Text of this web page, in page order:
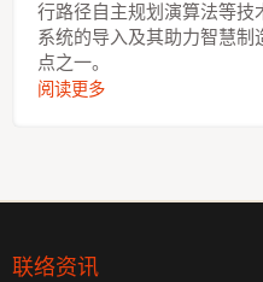
行路径自主规划演算法等技
系统的导入及其助力智慧
点之一。
阅读更多
联络资讯